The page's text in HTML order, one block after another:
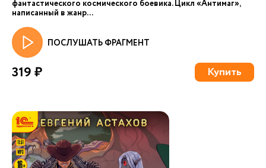
фантастического космического боевика. Цикл «Антимаг»,
написанный в жанр...
ПОСЛУШАТЬ ФРАГМЕНТ
319 ₽ Купить